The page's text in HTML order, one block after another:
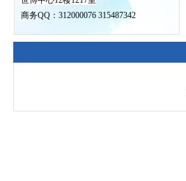
商务QQ：312000076 315487342